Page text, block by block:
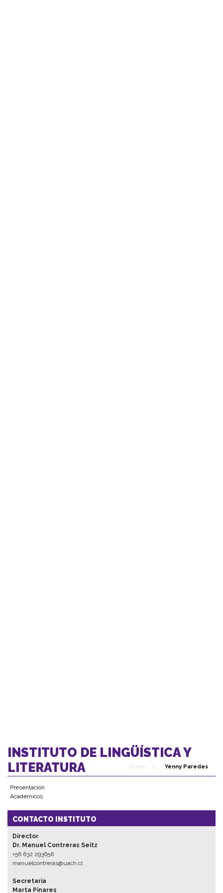
INSTITUTO DE LINGÜÍSTICA Y
LITERATURA
Home / Yenny Paredes
Presentación
Académicos
CONTACTO INSTITUTO
Director
Dr. Manuel Contreras Seitz
+56 632 293656
manuelcontreras@uach.cl
Secretaría
Marta Pinares